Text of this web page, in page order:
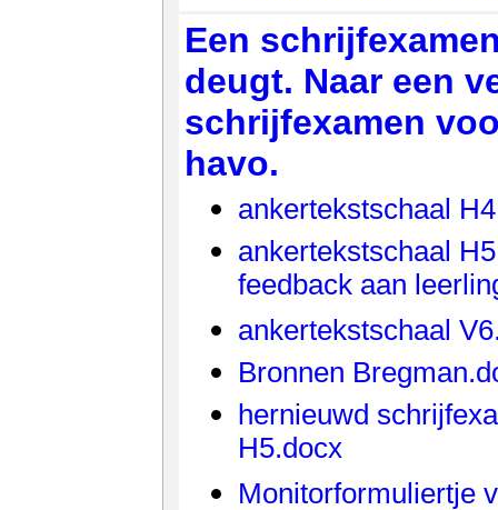
Een
deugt. Naar een
schrijfexamen
havo.
ankertekstschaal
ankertekstschaal
feedback aan
ankertekstschaal
Bronnen
hernieuwd
H5.docx
Monitorformuliertje